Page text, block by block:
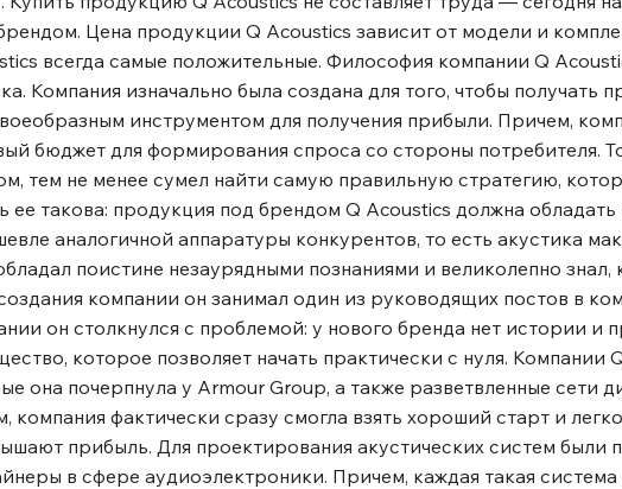
Цена продукции Q Acoustics зависит от модели и
всегда самые положительные. Философия компании Q
Компания изначально была создана для того, чтобы получать
инструментом для получения прибыли. Причем,
бюджет для формирования спроса со стороны потребителя.
тем не менее сумел найти самую правильную стратегию,
ее такова: продукция под брендом Q Acoustics должна
аналогичной аппаратуры конкурентов, то есть акустика
поистине незаурядными познаниями и великолепно знал,
компании он занимал один из руководящих постов в
он столкнулся с проблемой: у нового бренда нет истории
которое позволяет начать практически с нуля. Компании
она почерпнула у Armour Group, а также разветвленные сети
фактически сразу смогла взять хороший старт и
прибыль. Для проектирования акустических систем были
в сфере аудиоэлектроники. Причем, каждая такая система